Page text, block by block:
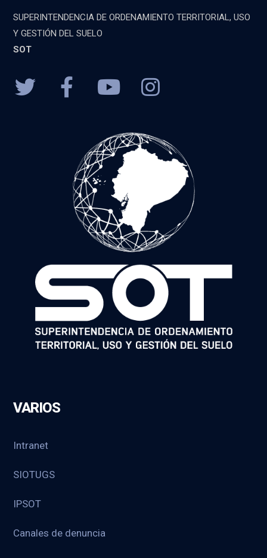
SUPERINTENDENCIA DE ORDENAMIENTO TERRITORIAL, USO
Y GESTIÓN DEL SUELO
SOT
VARIOS
Intranet
SIOTUGS
IPSOT
Canales de denuncia